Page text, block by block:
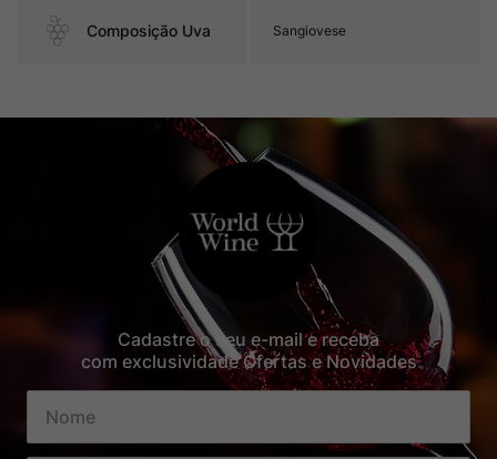
Composição Uva Sangiovese
Cadastre o seu e-mail e receba
com exclusividade Ofertas e Novidades